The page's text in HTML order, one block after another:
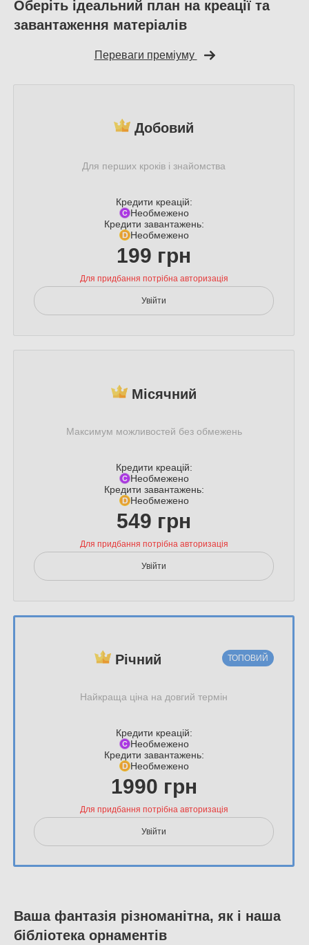
Оберіть ідеальний план на креації та
завантаження матеріалів
Переваги преміуму
Добовий
Для перших кроків і знайомства
Кредити креацій:
Необмежено
Кредити завантажень:
Необмежено
199 грн
Для придбання потрібна авторизація
Увійти
Місячний
Максимум можливостей без обмежень
Кредити креацій:
Необмежено
Кредити завантажень:
Необмежено
549 грн
Для придбання потрібна авторизація
Увійти
Річний
Найкраща ціна на довгий термін
Кредити креацій:
Необмежено
Кредити завантажень:
Необмежено
1990 грн
Для придбання потрібна авторизація
Увійти
Ваша фантазія різноманітна, як і наша
бібліотека орнаментів